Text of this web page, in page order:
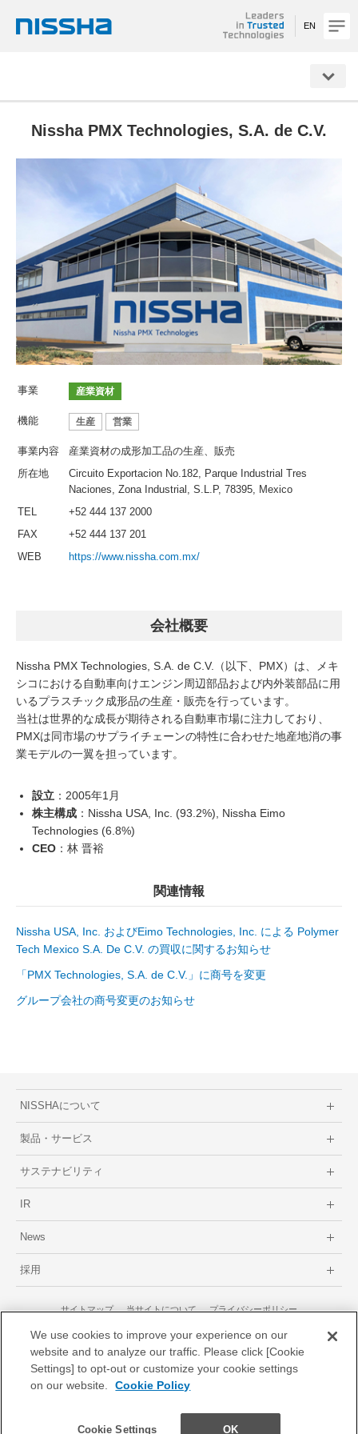
EN
Nissha PMX Technologies, S.A. de C.V.
事業 産業資材
機能 生産 営業
事業内容
産業資材の成形加工品の生産、販売
所在地
Circuito Exportacion No.182, Parque Industrial Tres
Naciones, Zona Industrial, S.L.P, 78395, Mexico
TEL
+52 444 137 2000
FAX
+52 444 137 201
WEB
https://www.nissha.com.mx/
会社概要
Nissha PMX Technologies, S.A. de C.V.（以下、PMX）は、メキ
シコにおける自動車向けエンジン周辺部品および内外装部品に用
いるプラスチック成形品の生産・販売を行っています。
当社は世界的な成長が期待される自動車市場に注力しており、
PMXは同市場のサプライチェーンの特性に合わせた地産地消の事
業モデルの一翼を担っています。
設立 ：2005年1月
株主構成 ：Nissha USA, Inc. (93.2%), Nissha Eimo
Technologies (6.8%)
CEO ：林 晋裕
関連情報
Nissha USA, Inc. およびEimo Technologies, Inc. による Polymer
Tech Mexico S.A. De C.V. の買収に関するお知らせ
「PMX Technologies, S.A. de C.V.」に商号を変更
グループ会社の商号変更のお知らせ
NISSHAについて
製品・サービス
サステナビリティ
IR
News
採用
サイトマップ 当サイトについて プライバシーポリシー
GDPRに関するプライバシーポリシー
We use cookies to improve your experience on our
website and to analyze our traffic. Please click [Cookie
Settings] to opt-out or customize your cookie settings
on our website.
Cookie Policy
Cookie Settings OK